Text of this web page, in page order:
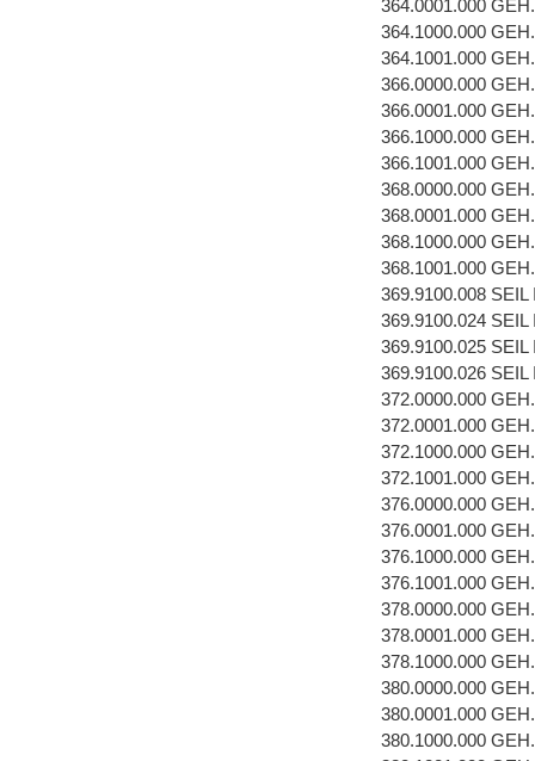
364.0001.000
364.1000.000
364.1001.000
366.0000.000
366.0001.000
366.1000.000
366.1001.000
368.0000.000
368.0001.000
368.1000.000
368.1001.000
369.9100.008
369.9100.024
369.9100.025
369.9100.026
372.0000.000
372.0001.000
372.1000.000
372.1001.000
376.0000.000
376.0001.000
376.1000.000
376.1001.000
378.0000.000
378.0001.000
378.1000.000
380.0000.000
380.0001.000
380.1000.000